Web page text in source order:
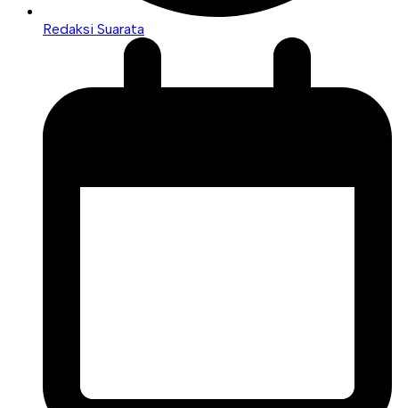
Redaksi Suarata